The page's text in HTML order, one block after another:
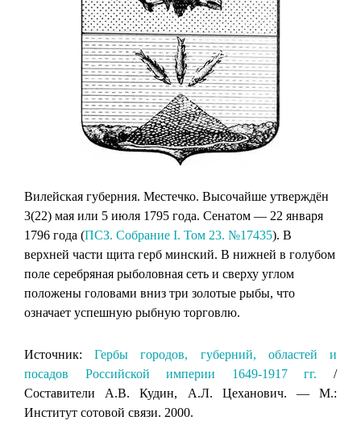
Вилейская губерния. Местечко. Высочайше утверждён
3(22) мая или 5 июля 1795 года. Сенатом — 22 января
1796 года (ПСЗ. Собрание I. Том 23. №17435). В
верхней части щита герб минский. В нижней в голубом
поле серебряная рыболовная сеть и сверху углом
положены головами вниз три золотые рыбы, что
означает успешную рыбную торговлю.
Источник:Гербы городов, губерний, областей и
посадов Российской империи 1649-1917 гг. /
Составители А.В. Кудин, А.Л. Цеханович. — М.:
Институт сотовой связи. 2000.